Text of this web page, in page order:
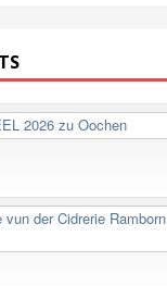
2026 zu Oochen
vun der Cidrerie Ramborn